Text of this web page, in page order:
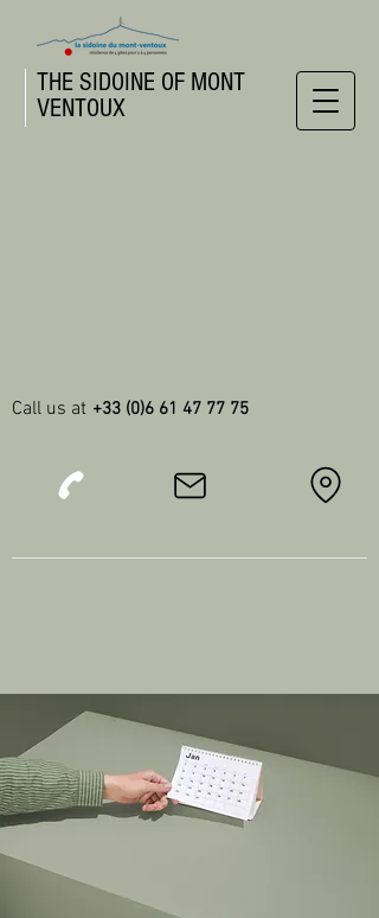
THE SIDOINE OF MONT
VENTOUX
Call us at +33 (0)6 61 47 77 75